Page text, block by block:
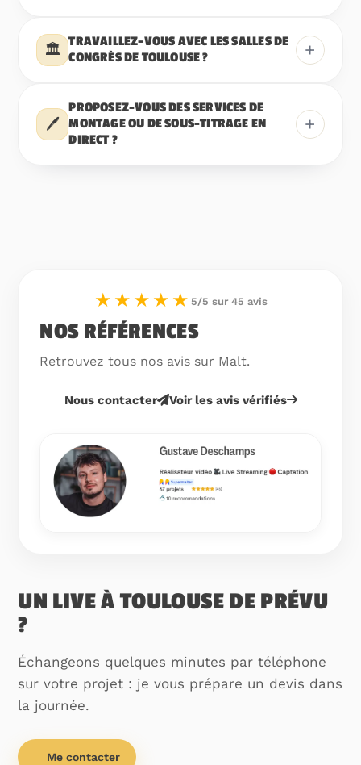
🏛️ TRAVAILLEZ-VOUS AVEC LES SALLES DE
CONGRÈS DE TOULOUSE ?
+
🖊️
PROPOSEZ-VOUS DES SERVICES DE
MONTAGE OU DE SOUS-TITRAGE EN
DIRECT ?
+
★★★★★ 5/5 sur 45 avis
NOS RÉFÉRENCES
Retrouvez tous nos avis sur Malt.
Nous contacter Voir les avis vérifiés
UN LIVE À TOULOUSE DE PRÉVU
?
Échangeons quelques minutes par téléphone
sur votre projet : je vous prépare un devis dans
la journée.
Me contacter